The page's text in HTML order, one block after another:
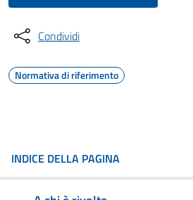
Condividi
Normativa di riferimento
INDICE DELLA PAGINA